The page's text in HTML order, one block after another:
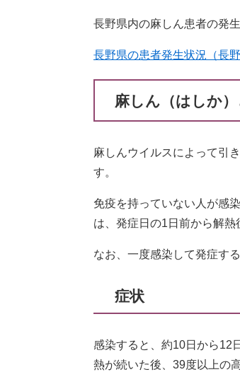
長野県内の麻しん患者の発
長野県の患者発生状況（長
麻しん（はしか
麻しんウイルスによって引
す。
免疫を持っていない人が感染
は、発症日の1日前から解熱
なお、一度感染して発症す
症状
感染すると、約10日から12
熱が続いた後、39度以上の